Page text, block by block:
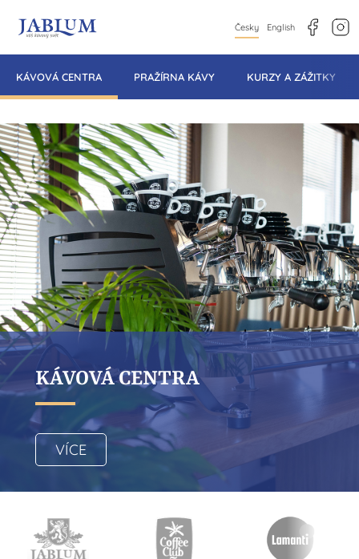
KÁVOVÁ CENTRA PRAŽÍRNA KÁVY KURZY A ZÁŽITKY
Česky English
KÁVOVÁ CENTRA
VÍCE